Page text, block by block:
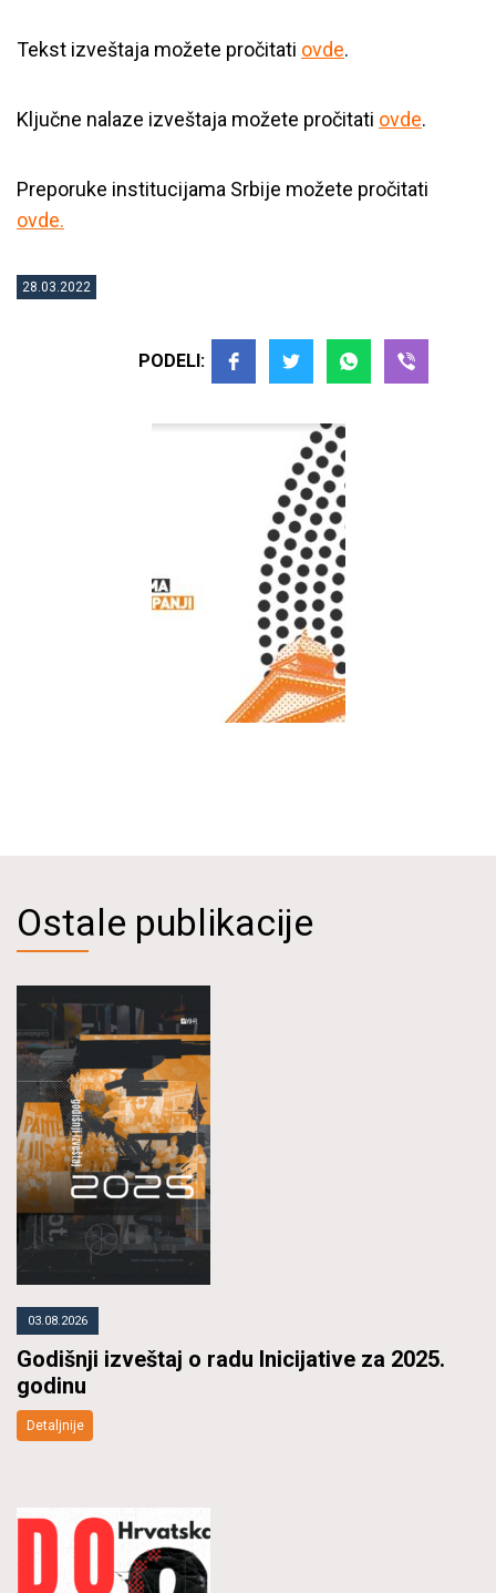
Tekst izveštaja možete pročitati ovde.
Ključne nalaze izveštaja možete pročitati ovde.
Preporuke institucijama Srbije možete pročitati
ovde.
28.03.2022
PODELI:
Ostale publikacije
03.08.2026
Godišnji izveštaj o radu Inicijative za 2025.
godinu
Detaljnije